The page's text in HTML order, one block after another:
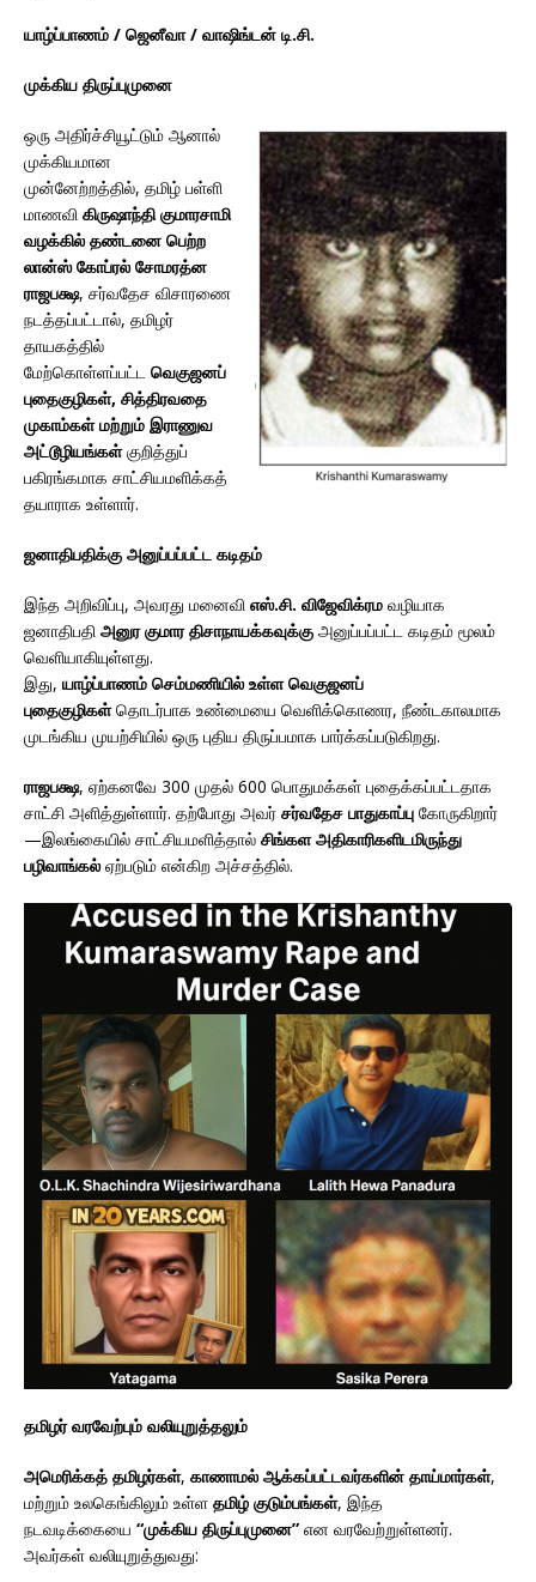
யாழ்ப்பாணம் / ஜெனீவா / வாஷிங்டன் டி.சி.
முக்கிய திருப்புமுனை
ஒரு அதிர்ச்சியூட்டும் ஆனால்
முக்கியமான
முன்னேற்றத்தில், தமிழ் பள்ளி
மாணவி கிருஷாந்தி குமாரசாமி
வழக்கில் தண்டனை பெற்ற
லான்ஸ் கோப்ரல் சோமரத்ன
ராஜபக்ஷ, சர்வதேச விசாரணை
நடத்தப்பட்டால், தமிழர்
தாயகத்தில்
மேற்கொள்ளப்பட்ட வெகுஜனப்
புதைகுழிகள், சித்திரவதை
முகாம்கள் மற்றும் இராணுவ
அட்டூழியங்கள்குறித்துப்
பகிரங்கமாக சாட்சியமளிக்கத்
தயாராக உள்ளார்.
ஜனாதிபதிக்கு அனுப்பப்பட்ட கடிதம்
இந்த அறிவிப்பு, அவரது மனைவி எஸ்.சி. விஜேவிக்ரம வழியாக
ஜனாதிபதி அனுர குமார திசாநாயக்கவுக்கு அனுப்பப்பட்ட கடிதம் மூலம்
வெளியாகியுள்ளது.
இது, யாழ்ப்பாணம் செம்மணியில் உள்ள வெகுஜனப்
புதைகுழிகள்தொடர்பாக உண்மையை வெளிக்கொணர, நீண்டகாலமாக
முடங்கிய முயற்சியில் ஒரு புதிய திருப்பமாக பார்க்கப்படுகிறது.
ராஜபக்ஷ, ஏற்கனவே 300 முதல் 600 பொதுமக்கள் புதைக்கப்பட்டதாக
சாட்சி அளித்துள்ளார். தற்போது அவர் சர்வதேச பாதுகாப்பு கோருகிறார்
—இலங்கையில் சாட்சியமளித்தால் சிங்கள அதிகாரிகளிடமிருந்து
பழிவாங்கல்ஏற்படும் என்கிற அச்சத்தில்.
தமிழர் வரவேற்பும் வலியுறுத்தலும்
அமெரிக்கத் தமிழர்கள், காணாமல் ஆக்கப்பட்டவர்களின் தாய்மார்கள்,
மற்றும் உலகெங்கிலும் உள்ள தமிழ் குடும்பங்கள், இந்த
நடவடிக்கையை “முக்கிய திருப்புமுனை” என வரவேற்றுள்ளனர்.
அவர்கள் வலியுறுத்துவது: